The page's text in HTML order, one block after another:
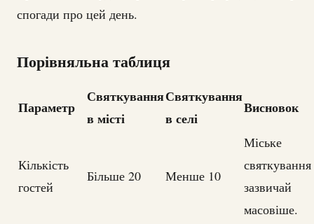
спогади про цей день.
Порівняльна таблиця
Параметр
Святкування
в місті
Святкування
в селі
Висновок
Кількість
гостей
Більше 20 Менше 10
Міське
святкування
зазвичай
масовіше.